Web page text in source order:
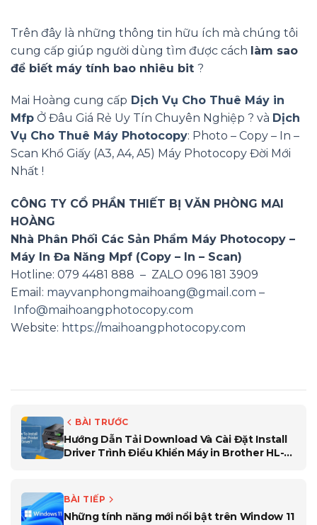
Trên đây là những thông tin hữu ích mà chúng tôi
cung cấp giúp người dùng tìm được cách làm sao
để biết máy tính bao nhiêu bit ?
Mai Hoàng cung cấp Dịch Vụ Cho Thuê Máy in
Mfp Ở Đâu Giá Rẻ Uy Tín Chuyên Nghiệp ? và Dịch
Vụ Cho Thuê Máy Photocopy: Photo – Copy – In –
Scan Khổ Giấy (A3, A4, A5) Máy Photocopy Đời Mới
Nhất !
CÔNG TY CỔ PHẦN THIẾT BỊ VĂN PHÒNG MAI
HOÀNG
Nhà Phân Phối Các Sản Phẩm Máy Photocopy –
Máy In Đa Năng Mpf (Copy – In – Scan)
Hotline: 079 4481 888 – ZALO 096 181 3909
Email: mayvanphongmaihoang@gmail.com –
Info@maihoangphotocopy.com
Website: https://maihoangphotocopy.com
BÀI TRƯỚC
Hướng Dẫn Tải Download Và Cài Đặt Install
Driver Trình Điều Khiển Máy in Brother HL-
BÀI TIẾP
Những tính năng mới nổi bật trên Window 11